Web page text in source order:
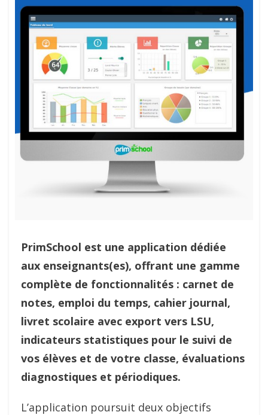
PrimSchool est une application dédiée
aux enseignants(es), offrant une gamme
complète de fonctionnalités : carnet de
notes, emploi du temps, cahier journal,
livret scolaire avec export vers LSU,
indicateurs statistiques pour le suivi de
vos élèves et de votre classe, évaluations
diagnostiques et périodiques.
L’application poursuit deux objectifs